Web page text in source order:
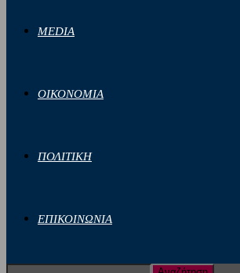
MEDIA
ΟΙΚΟΝΟΜΙΑ
ΠΟΛΙΤΙΚΗ
ΕΠΙΚΟΙΝΩΝΙΑ